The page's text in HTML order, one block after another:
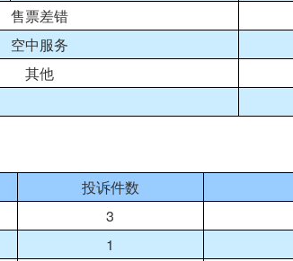
售票差错
空中服务
其他
投诉件数
3
1